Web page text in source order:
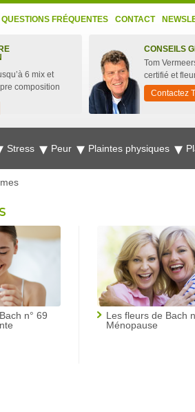
QUESTIONS FRÉQUENTES CONTACT
6 mix et
composition
CONSEILS
Tom
certifié et
Contactez
Stress Peur Plaintes physiques
n° 69
Les fleurs de Bach
Ménopause